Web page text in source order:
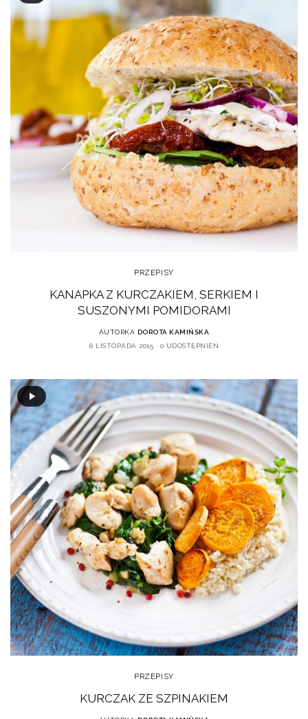
PRZEPISY
KANAPKA Z KURCZAKIEM, SERKIEM I
SUSZONYMI POMIDORAMI
AUTORKA DOROTA KAMIŃSKA
6 LISTOPADA 2015
0 UDOSTĘPNIEŃ
PRZEPISY
KURCZAK ZE SZPINAKIEM